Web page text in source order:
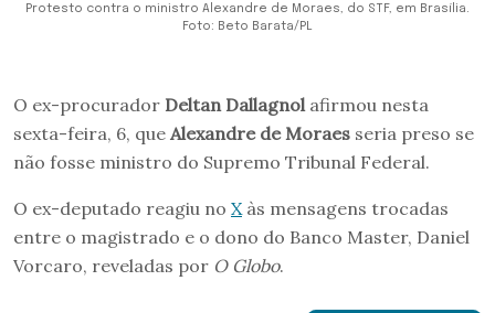
Protesto contra o ministro Alexandre de Moraes, do STF, em Brasília.
Foto: Beto Barata/PL
O ex-procurador Deltan Dallagnol afirmou nesta
sexta-feira, 6, que Alexandre de Moraes seria preso se
não fosse ministro do Supremo Tribunal Federal.
O ex-deputado reagiu no X às mensagens trocadas
entre o magistrado e o dono do Banco Master, Daniel
Vorcaro, reveladas por O Globo.